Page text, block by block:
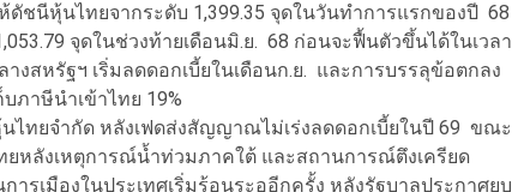
ดัชนีหุ้นไทยจากระดับ 1,399.35 จุดในวันทำการแรกของปี 68
จุดในช่วงท้ายเดือนมิ.ย. 68 ก่อนจะฟื้นตัวขึ้นได้ในเวลา
สหรัฐฯ เริ่มลดดอกเบี้ยในเดือนก.ย. และการบรรลุข้อตกลง
ภาษีนำเข้าไทย 19%
ทยจำกัด หลังเฟดส่งสัญญาณไม่เร่งลดดอกเบี้ยในปี 69 ขณะ
หลังเหตุการณ์น้ำท่วมภาคใต้ และสถานการณ์ตึงเครียด
รเมืองในประเทศเริ่มร้อนระอุอีกครั้ง หลังรัฐบาลประกาศยุบ